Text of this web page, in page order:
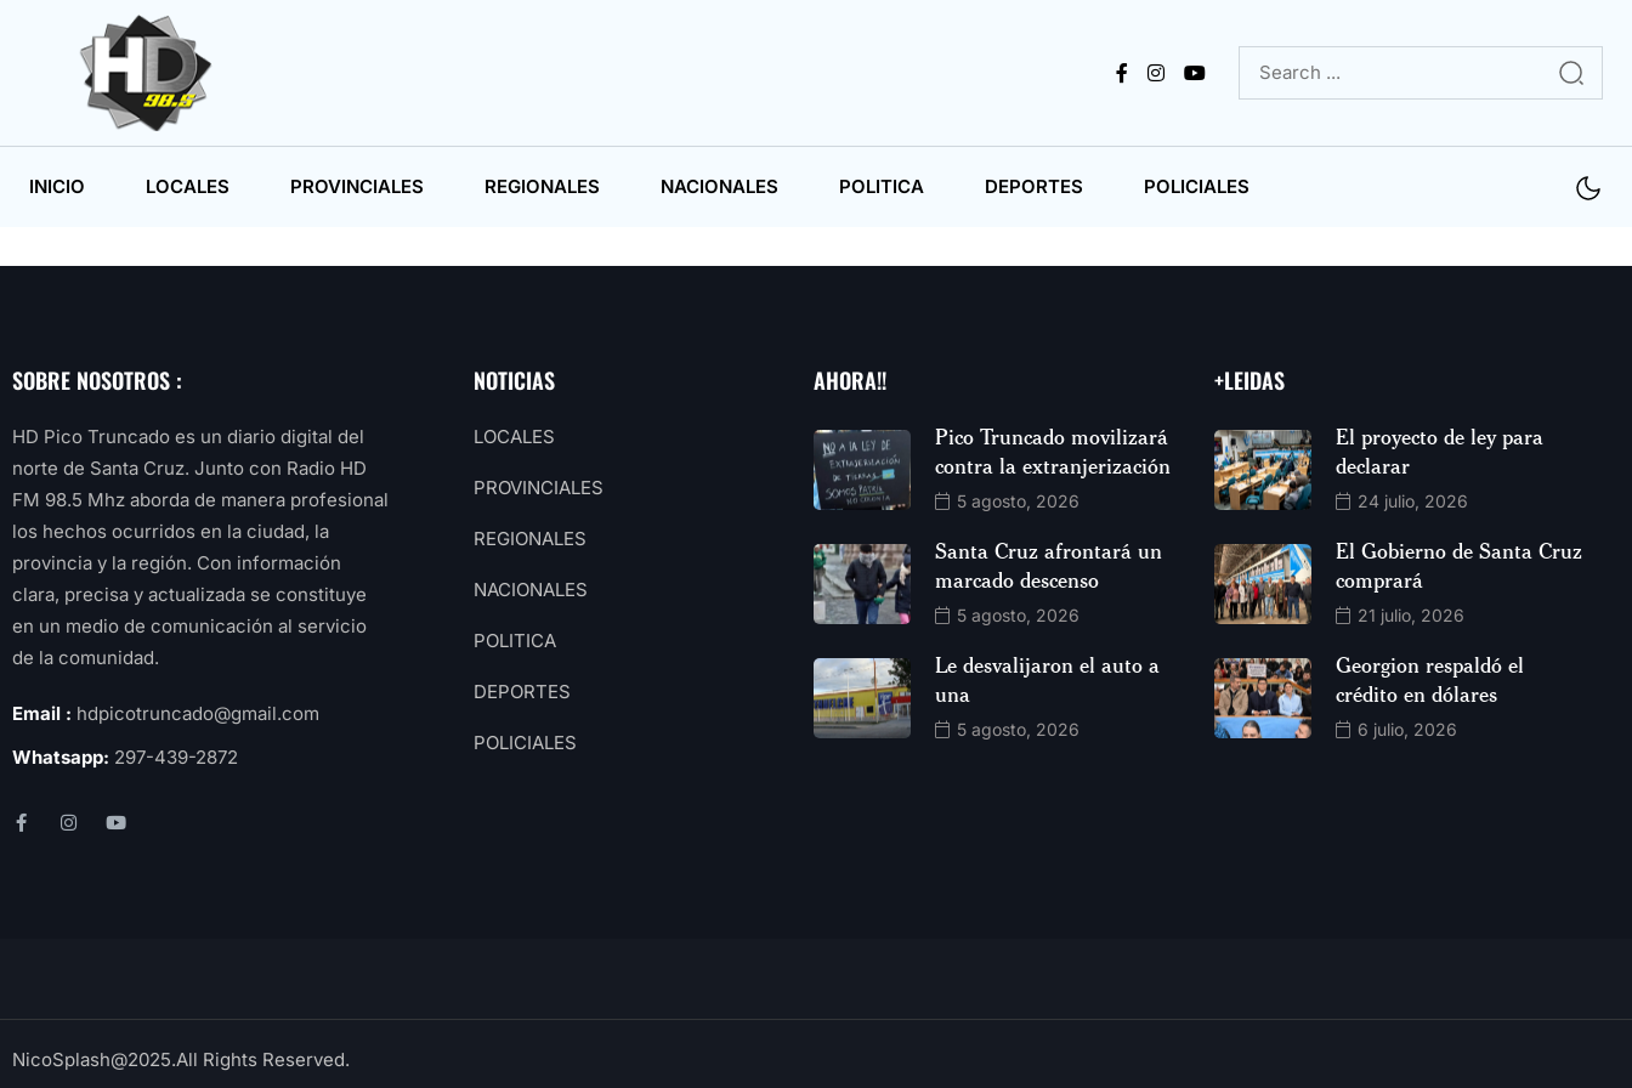
INICIO LOCALES PROVINCIALES REGIONALES NACIONALES POLITICA DEPORTES POLICIALES
SOBRE NOSOTROS :
HD Pico Truncado es un diario digital del
norte de Santa Cruz. Junto con Radio HD
FM 98.5 Mhz aborda de manera profesional
los hechos ocurridos en la ciudad, la
provincia y la región. Con información
clara, precisa y actualizada se constituye
en un medio de comunicación al servicio
de la comunidad.
Email : hdpicotruncado@gmail.com
Whatsapp: 297-439-2872
NOTICIAS
LOCALES
PROVINCIALES
REGIONALES
NACIONALES
POLITICA
DEPORTES
POLICIALES
AHORA!!
Pico Truncado movilizará
contra la extranjerización
5 agosto, 2026
Santa Cruz afrontará un
marcado descenso
5 agosto, 2026
Le desvalijaron el auto a
una
5 agosto, 2026
+LEIDAS
El proyecto de ley para
declarar
24 julio, 2026
El Gobierno de Santa Cruz
comprará
21 julio, 2026
Georgion respaldó el
crédito en dólares
6 julio, 2026
NicoSplash@2025.All Rights Reserved.